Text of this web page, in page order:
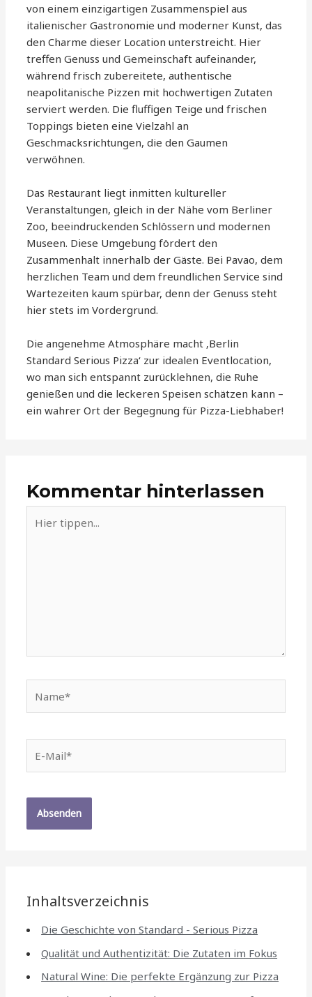
von einem einzigartigen Zusammenspiel aus
italienischer Gastronomie und moderner Kunst, das
den Charme dieser Location unterstreicht. Hier
treffen Genuss und Gemeinschaft aufeinander,
während frisch zubereitete, authentische
neapolitanische Pizzen mit hochwertigen Zutaten
serviert werden. Die fluffigen Teige und frischen
Toppings bieten eine Vielzahl an
Geschmacksrichtungen, die den Gaumen
verwöhnen.
Das Restaurant liegt inmitten kultureller
Veranstaltungen, gleich in der Nähe vom Berliner
Zoo, beeindruckenden Schlössern und modernen
Museen. Diese Umgebung fördert den
Zusammenhalt innerhalb der Gäste. Bei Pavao, dem
herzlichen Team und dem freundlichen Service sind
Wartezeiten kaum spürbar, denn der Genuss steht
hier stets im Vordergrund.
Die angenehme Atmosphäre macht ‚Berlin
Standard Serious Pizza‘ zur idealen Eventlocation,
wo man sich entspannt zurücklehnen, die Ruhe
genießen und die leckeren Speisen schätzen kann –
ein wahrer Ort der Begegnung für Pizza-Liebhaber!
Kommentar hinterlassen
tippen...
Mail*
Inhaltsverzeichnis
Die Geschichte von Standard - Serious Pizza
Qualität und Authentizität: Die Zutaten im Fokus
Natural Wine: Die perfekte Ergänzung zur Pizza